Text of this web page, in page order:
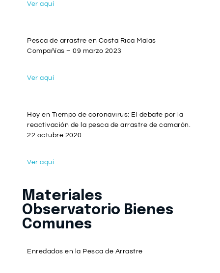
Ver aquí
Pesca de arrastre en Costa Rica Malas
Compañías – 09 marzo 2023
Ver aquí
Hoy en Tiempo de coronavirus: El debate por la
reactivación de la pesca de arrastre de camarón.
22 octubre 2020
Ver aquí
Materiales
Observatorio Bienes
Comunes
Enredados en la Pesca de Arrastre